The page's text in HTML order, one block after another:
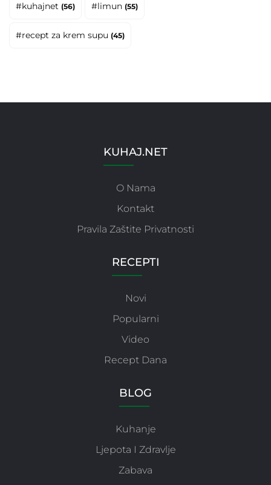
#kuhajnet (56) #limun (55)
#recept za krem supu (45)
KUHAJ.NET
O Nama
Kontakt
Pravila Zaštite Privatnosti
RECEPTI
Novi
Popularni
Video
Recept Dana
BLOG
Kuhanje
Ljepota I Zdravlje
Zabava